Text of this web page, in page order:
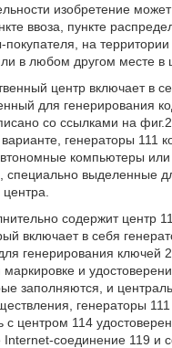
изобретение
ввоза, пункте
на
в любом другом месте в
центр включает в
для генерирования
со ссылками на
генераторы 111
компьютеры или
специально выделенные
содержит центр
включает в себя
генерирования ключей
и
заполняются, и
генераторы 111
с центром 114
соединение 119 и